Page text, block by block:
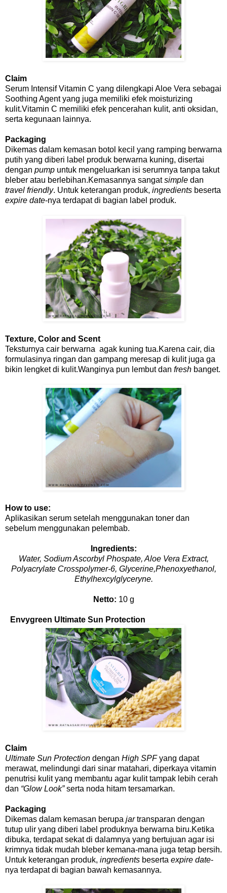
Claim
Serum Intensif Vitamin C yang dilengkapi Aloe Vera sebagai
Soothing Agent yang juga memiliki efek moisturizing
kulit.Vitamin C memiliki efek pencerahan kulit, anti oksidan,
serta kegunaan lainnya.
Packaging
Dikemas dalam kemasan botol kecil yang ramping berwarna
putih yang diberi label produk berwarna kuning, disertai
dengan pump untuk mengeluarkan isi serumnya tanpa takut
bleber atau berlebihan.Kemasannya sangatsimple dan
travel friendly. Untuk keterangan produk, ingredients beserta
expire date-nya terdapat di bagian label produk.
Texture, Color and Scent
Teksturnya cair berwarna agak kuning tua.Karena cair, dia
formulasinya ringan dan gampang meresap di kulit juga ga
bikin lengket di kulit.Wanginya pun lembut dan fresh banget.
How to use:
Aplikasikan serum setelah menggunakan toner dan
sebelum menggunakan pelembab.
Ingredients:
Water, Sodium Ascorbyl Phospate, Aloe Vera Extract,
Polyacrylate Crosspolymer-6, Glycerine,Phenoxyethanol,
Ethylhexcylglyceryne.
Netto: 10 g
Envygreen Ultimate Sun Protection
Claim
Ultimate Sun Protection dengan High SPFyang dapat
merawat, melindungi dari sinar matahari, diperkaya vitamin
penutrisi kulit yang membantu agar kulit tampak lebih cerah
dan “Glow Look”serta noda hitam tersamarkan.
Packaging
Dikemas dalam kemasan berupa jartransparan dengan
tutup ulir yang diberi label produknya berwarna biru.Ketika
dibuka, terdapat sekat di dalamnya yang bertujuan agar isi
krimnya tidak mudah bleber kemana-mana juga tetap bersih.
Untuk keterangan produk, ingredients beserta expire date-
nya terdapat di bagian bawah kemasannya.